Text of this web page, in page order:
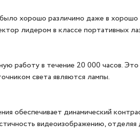
хорошо различимо даже в
лидером в классе портативных
работу в течение 20 000 часов.
света являются лампы.
обеспечивает динамический
видеоизображению,